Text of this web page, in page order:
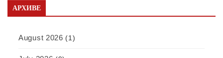
АРХИВЕ
August 2026 (1)